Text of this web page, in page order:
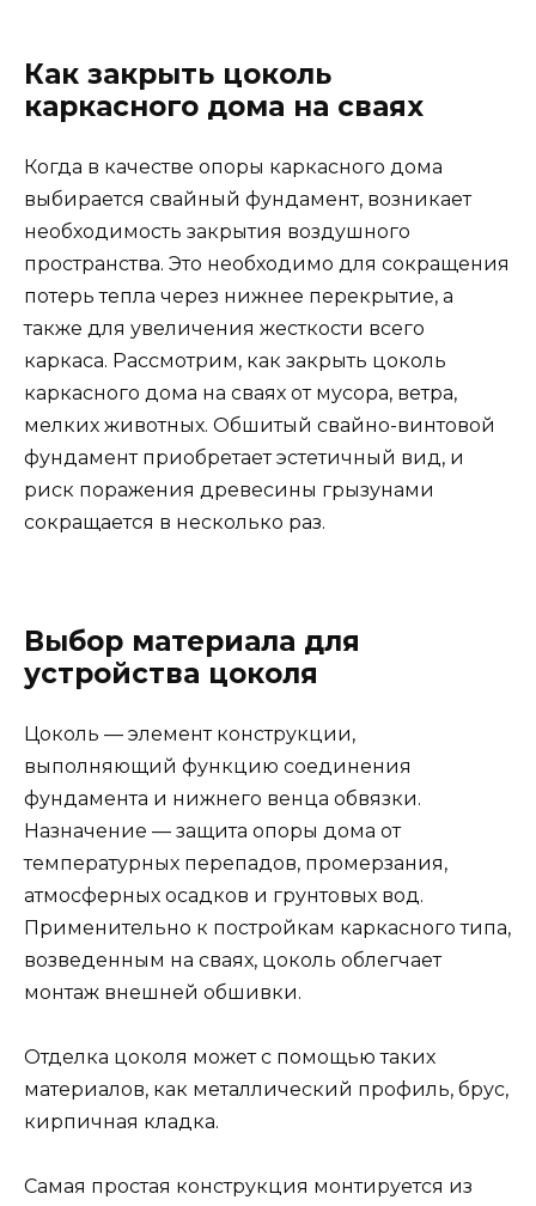
Как закрыть цоколь
каркасного дома на сваях
Когда в качестве опоры каркасного дома
выбирается свайный фундамент, возникает
необходимость закрытия воздушного
пространства. Это необходимо для сокращения
потерь тепла через нижнее перекрытие, а
также для увеличения жесткости всего
каркаса. Рассмотрим, как закрыть цоколь
каркасного дома на сваях от мусора, ветра,
мелких животных. Обшитый свайно-винтовой
фундамент приобретает эстетичный вид, и
риск поражения древесины грызунами
сокращается в несколько раз.
Выбор материала для
устройства цоколя
Цоколь — элемент конструкции,
выполняющий функцию соединения
фундамента и нижнего венца обвязки.
Назначение — защита опоры дома от
температурных перепадов, промерзания,
атмосферных осадков и грунтовых вод.
Применительно к постройкам каркасного типа,
возведенным на сваях, цоколь облегчает
монтаж внешней обшивки.
Отделка цоколя может с помощью таких
материалов, как металлический профиль, брус,
кирпичная кладка.
Самая простая конструкция монтируется из